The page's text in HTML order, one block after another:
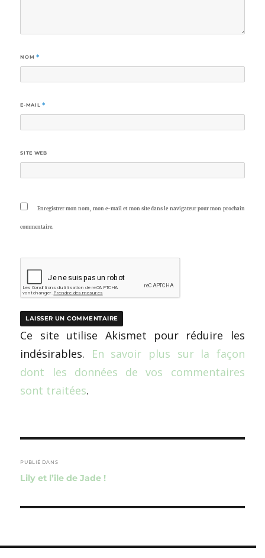
NOM *
E-MAIL *
SITE WEB
Enregistrer mon nom, mon e-mail et mon site dans le navigateur pour mon prochain
commentaire.
Ce site utilise Akismet pour réduire les
indésirables. En savoir plus sur la façon
dont les données de vos commentaires
sont traitées.
de
l’article
PUBLIÉ DANS
Lily et l’île de Jade !